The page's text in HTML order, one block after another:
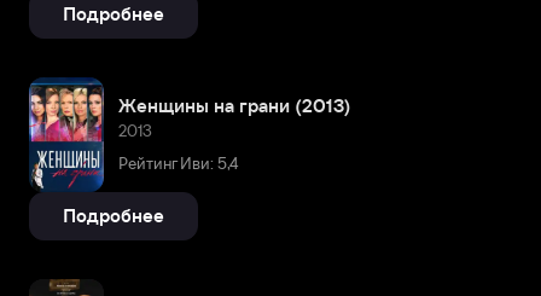
Подробнее
Женщины на грани (2013)
2013
Рейтинг Иви: 5,4
Подробнее